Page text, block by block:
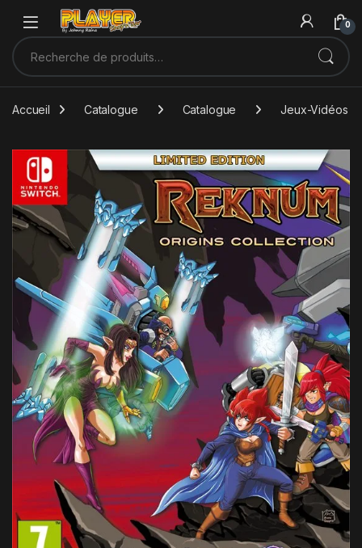
Sauter à la navigation
Skip to content
0
Recherche pour :
Accueil Catalogue Catalogue Jeux-Vidéos